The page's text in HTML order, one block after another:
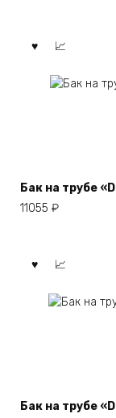
Бак на трубе
11055 ₽
Бак на трубе